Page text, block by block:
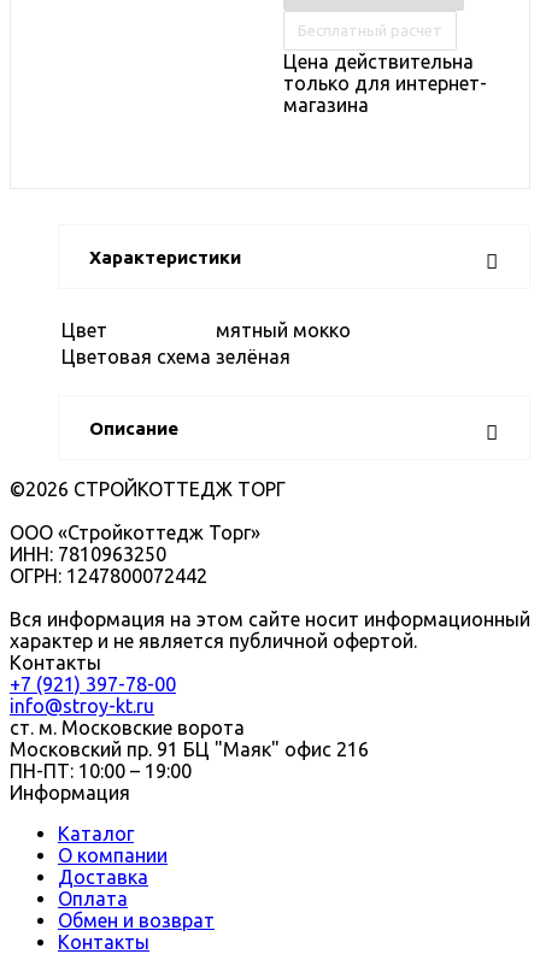
Бесплатный расчет
Цена действительна
только для интернет-
магазина
Характеристики
Цвет
мятный мокко
Цветовая схема зелёная
Описание
©2026 СТРОЙКОТТЕДЖ ТОРГ
ООО «Стройкоттедж Торг»
ИНН: 7810963250
ОГРН: 1247800072442
Вся информация на этом сайте носит информационный
характер и не является публичной офертой.
Контакты
+7 (921) 397-78-00
info@stroy-kt.ru
ст. м. Московские ворота
Московский пр. 91 БЦ "Маяк" офис 216
ПН-ПТ: 10:00 – 19:00
Информация
Каталог
О компании
Доставка
Оплата
Обмен и возврат
Контакты